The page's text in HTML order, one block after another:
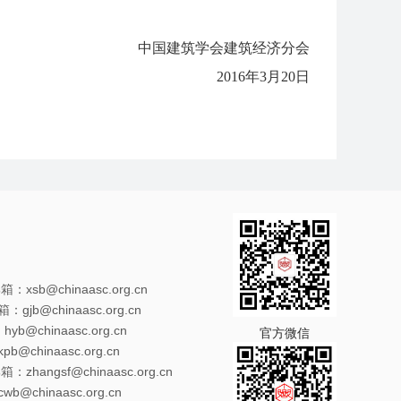
中国建筑学会建筑经济分会
2016年3月20日
：xsb@chinaasc.org.cn
gjb@chinaasc.org.cn
：zhangsf@chinaasc.org.cn
官方微信